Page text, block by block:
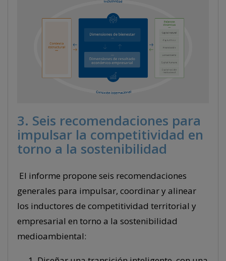
3. Seis recomendaciones para
impulsar la competitividad en
torno a la sostenibilidad
El informe propone seis recomendaciones
generales para impulsar, coordinar y alinear
los inductores de competitividad territorial y
empresarial en torno a la sostenibilidad
medioambiental: